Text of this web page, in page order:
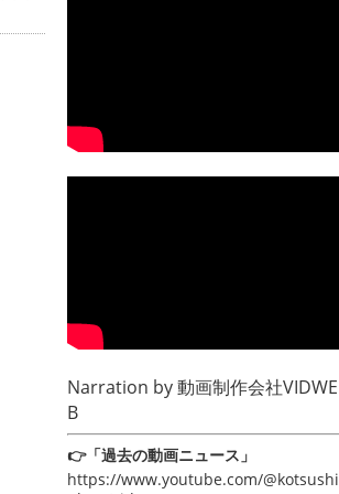
Narration by動画制作会社VIDWE
B
👉「過去の動画ニュース」
https://www.youtube.com/@kotsushi